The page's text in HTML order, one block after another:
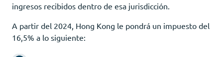
ingresos recibidos dentro de esa jurisdicción.
A partir del 2024, Hong Kong le pondrá un impuesto del
16,5% a lo siguiente: